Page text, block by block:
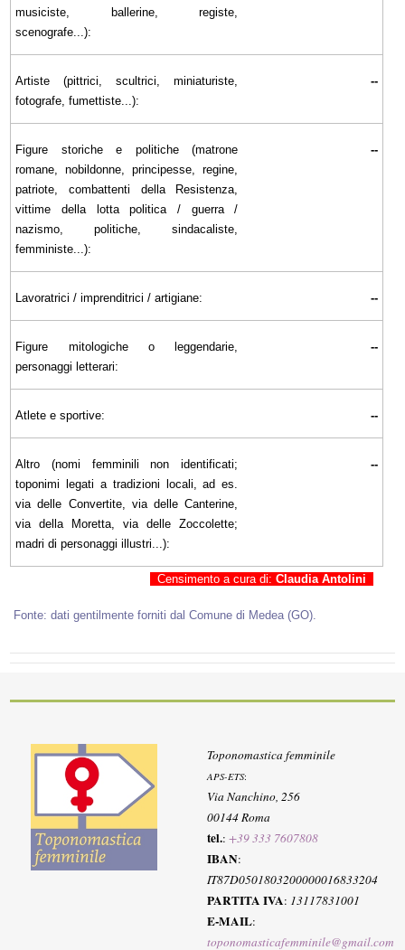
musiciste, ballerine, registe,
scenografe...):
Artiste (pittrici, scultrici, miniaturiste,
fotografe, fumettiste...):
--
Figure storiche e politiche (matrone
romane, nobildonne, principesse, regine,
patriote, combattenti della Resistenza,
vittime della lotta politica / guerra /
nazismo, politiche, sindacaliste,
femministe...):
--
Lavoratrici / imprenditrici / artigiane: --
Figure mitologiche o leggendarie,
personaggi letterari:
--
Atlete e sportive: --
Altro (nomi femminili non identificati;
toponimi legati a tradizioni locali, ad es.
via delle Convertite, via delle Canterine,
via della Moretta, via delle Zoccolette;
madri di personaggi illustri...):
--
Censimento a cura di: Claudia Antolini
Fonte: dati gentilmente forniti dal Comune di Medea (GO).
Toponomastica femminile
APS-ETS:
Via Nanchino, 256
00144 Roma
tel.:+39 333 7607808
IBAN:
IT87D0501803200000016833204
PARTITA IVA: 13117831001
E-MAIL:
toponomasticafemminile@gmail.com